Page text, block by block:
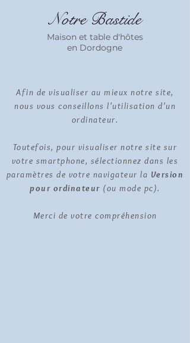
NotreBastide
Maison et table d'hôtes
en Dordogne
Afin de visualiser au mieux notre site,
nous vous conseillons l'utilisation d'un
ordinateur.
Toutefois, pour visualiser notre site sur
votre smartphone, sélectionnez dans les
paramètres de votre navigateur la Version
pour ordinateur (ou mode pc).
Merci de votre compréhension